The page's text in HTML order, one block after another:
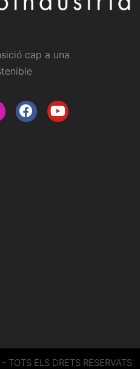
cap a una
TOTS ELS DRETS RESERVATS